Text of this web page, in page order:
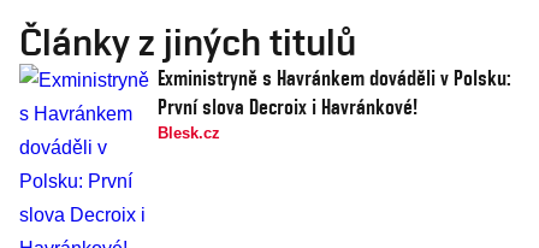
Články z jiných titulů
Exministryně s Havránkem dováděli v Polsku:
První slova Decroix i Havránkové!
Blesk.cz